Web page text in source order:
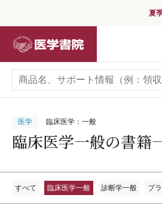
夏
医学 臨床医学：一般
臨床医学一般の書籍
すべて 臨床医学一般 診断学一般 プ